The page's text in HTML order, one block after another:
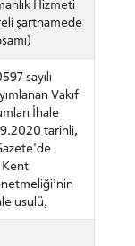
Hizmeti
şartnamede
sayılı
Vakıf
İhale
tarihli,
Kent
usulü,